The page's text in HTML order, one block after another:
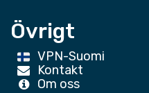
Övrigt
VPN-Suomi
Kontakt
Om oss